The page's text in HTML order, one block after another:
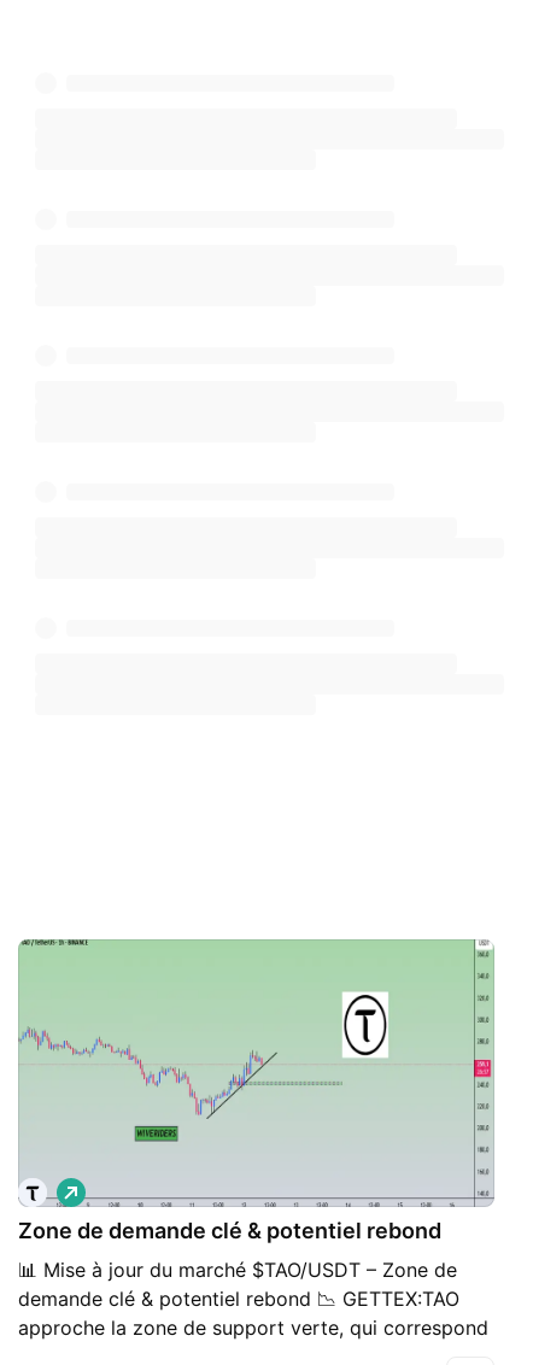
Zone de demande clé & potentiel rebond
📊 Mise à jour du marché $TAO/USDT – Zone de
demande clé & potentiel rebond 📉 GETTEX:TAO
approche la zone de support verte, qui correspond
L
o
n